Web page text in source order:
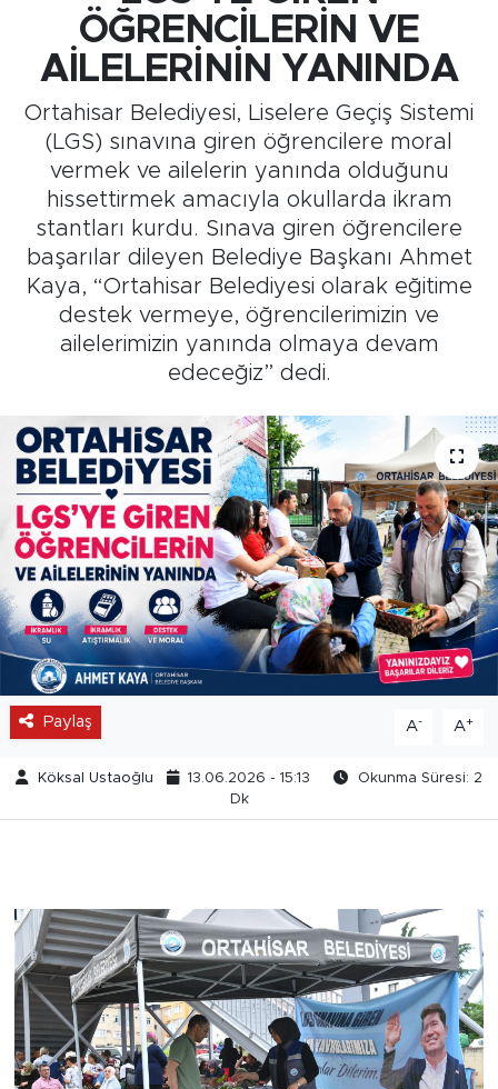
ÖĞRENCİLERİN VE
AİLELERİNİN YANINDA
Ortahisar Belediyesi, Liselere Geçiş Sistemi
(LGS) sınavına giren öğrencilere moral
vermek ve ailelerin yanında olduğunu
hissettirmek amacıyla okullarda ikram
stantları kurdu. Sınava giren öğrencilere
başarılar dileyen Belediye Başkanı Ahmet
Kaya, “Ortahisar Belediyesi olarak eğitime
destek vermeye, öğrencilerimizin ve
ailelerimizin yanında olmaya devam
edeceğiz” dedi.
Paylaş A- A+
Köksal Ustaoğlu 13.06.2026 - 15:13
Okunma Süresi: 2
Dk
Medya
Siyaset
Teknoloji
GURBETTEN SILAYA
Foto Galeri
Köşe Yazarları
Manşet
Ulusal Son Dakika Haberleri